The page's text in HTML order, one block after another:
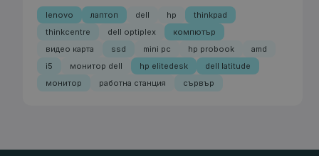
lenovo лаптоп dell hp
thinkpad
thinkcentre
dell optiplex
компютър
видео карта
ssd mini pc hp probook
amd
i5
монитор dell hp elitedesk
dell latitude
монитор
работна станция сървър